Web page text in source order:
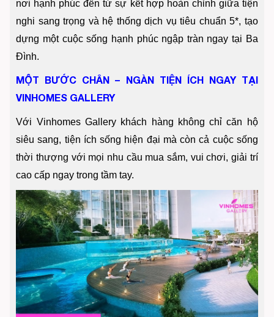
nơi hạnh phúc đến từ sự kết hợp hoàn chỉnh giữa tiện
nghi sang trọng và hệ thống dịch vụ tiêu chuẩn 5*, tạo
dựng một cuộc sống hạnh phúc ngập tràn ngay tại Ba
Đình.
MỘT BƯỚC CHÂN – NGÀN TIỆN ÍCH NGAY TẠI
VINHOMES GALLERY
Với Vinhomes Gallery khách hàng không chỉ căn hộ
siêu sang, tiện ích sống hiện đại mà còn cả cuộc sống
thời thượng với mọi nhu cầu mua sắm, vui chơi, giải trí
cao cấp ngay trong tầm tay.